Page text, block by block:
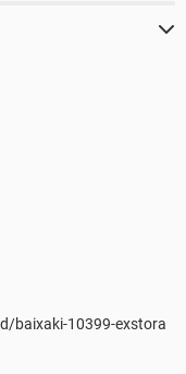
baixaki-10399-exstora